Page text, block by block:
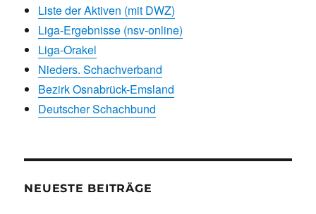
Liste der Aktiven (mit DWZ)
Liga-Ergebnisse (nsv-online)
Liga-Orakel
Nieders. Schachverband
Bezirk Osnabrück-Emsland
Deutscher Schachbund
NEUESTE BEITRÄGE